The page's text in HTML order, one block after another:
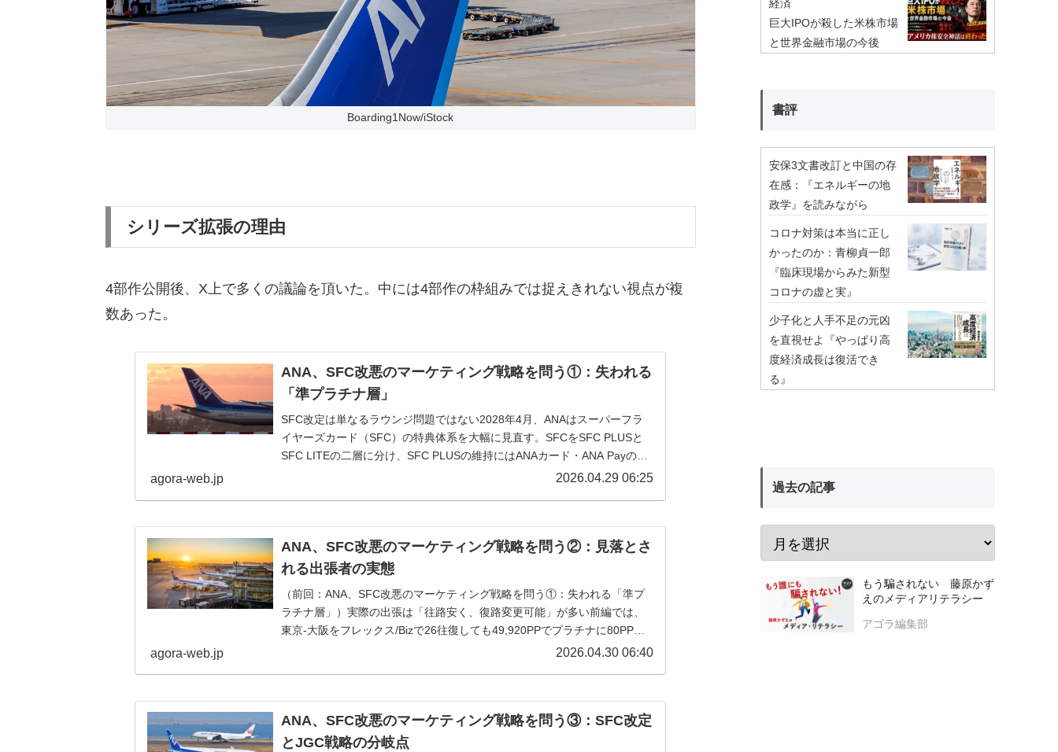
Boarding1Now/iStock
シリーズ拡張の理由
4部作公開後、X上で多くの議論を頂いた。中には4部作の枠組みでは捉えきれない視点が複
数あった。
ANA、SFC改悪のマーケティング戦略を問う①：失われる
「準プラチナ層」
SFC改定は単なるラウンジ問題ではない2028年4月、ANAはスーパーフラ
イヤーズカード（SFC）の特典体系を大幅に見直す。SFCをSFC PLUSと
SFC LITEの二層に分け、SFC PLUSの維持にはANAカード・ANA Payの年
agora-web.jp 2026.04.29 06:25
ANA、SFC改悪のマーケティング戦略を問う②：見落とさ
れる出張者の実態
（前回：ANA、SFC改悪のマーケティング戦略を問う①：失われる「準プ
ラチナ層」）実際の出張は「往路安く、復路変更可能」が多い前編では、
東京-大阪をフレックス/Bizで26往復しても49,920PPでプラチナに80PP届
agora-web.jp 2026.04.30 06:40
ANA、SFC改悪のマーケティング戦略を問う③：SFC改定
とJGC戦略の分岐点
経済
巨大IPOが殺した米株市場
と世界金融市場の今後
書評
安保3文書改訂と中国の存
在感：『エネルギーの地
政学』を読みながら
コロナ対策は本当に正し
かったのか：青柳貞一郎
『臨床現場からみた新型
コロナの虚と実』
少子化と人手不足の元凶
を直視せよ『やっぱり高
度経済成長は復活でき
る』
過去の記事
もう騙されない 藤原かず
えのメディアリテラシー
アゴラ編集部